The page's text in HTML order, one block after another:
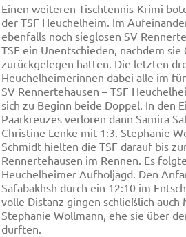
Einen weiteren Tischtennis-Krimi
der TSF Heuchelheim. Im
ebenfalls noch sieglosen SV
TSF ein Unentschieden, nachdem sie
zurückgelegen hatten. Die letzten
Heuchelheimerinnen dabei alle im
SV Rennertehausen – TSF
sich zu Beginn beide Doppel. In den
Paarkreuzes verloren dann Samira
Christine Lenke mit 1:3. Stephanie
Schmidt hielten die TSF darauf bis
Rennertehausen im Rennen. Es
Heuchelheimer Aufholjagd. Den
Safabakhsh durch ein 12:10 im
volle Distanz gingen schließlich auch
Stephanie Wollmann, ehe sie über
durften.